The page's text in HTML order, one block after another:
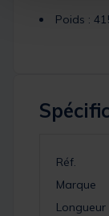
Poids :
Réf.
Marque
Longueur